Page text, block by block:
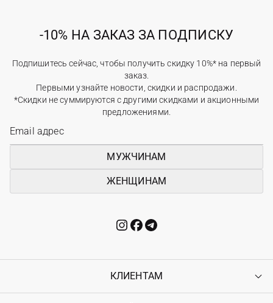
-10% НА ЗАКАЗ ЗА ПОДПИСКУ
Подпишитесь сейчас, чтобы получить скидку 10%* на первый
заказ.
Первыми узнайте новости, скидки и распродажи.
*Скидки не суммируются с другими скидками и акционными
предложениями.
МУЖЧИНАМ
ЖЕНЩИНАМ
КЛИЕНТАМ